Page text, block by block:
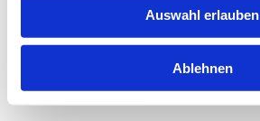
Auswahl erlauben
Ablehnen